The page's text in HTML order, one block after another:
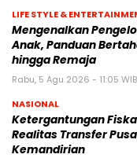
LIFE STYLE &
Mengenalkan
Anak, Panduan
hingga Remaja
Rabu, 5 Agu 2026 - 11:05 WIB
NASIONAL
Ketergantungan
Realitas Transfer
Kemandirian